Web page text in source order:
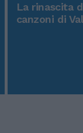
La rinascita
canzoni di